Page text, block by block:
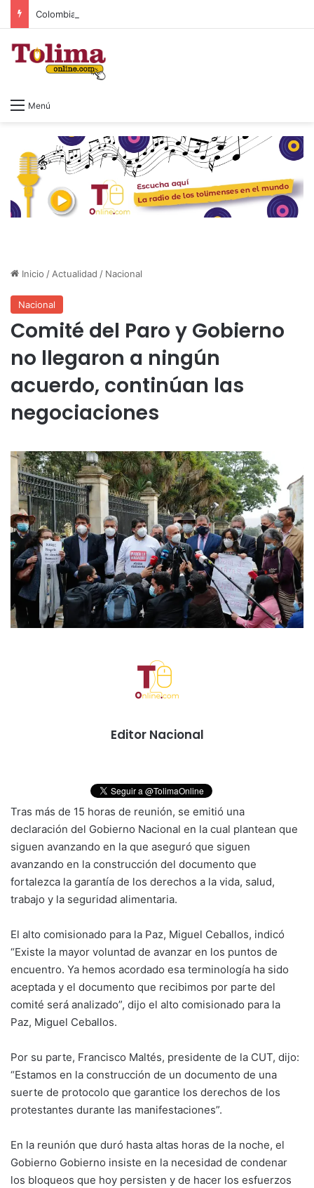
Menú
Inicio / Actualidad / Nacional
Nacional
Comité del Paro y Gobierno
no llegaron a ningún
acuerdo, continúan las
negociaciones
Editor Nacional
Tras más de 15 horas de reunión, se emitió una
declaración del Gobierno Nacional en la cual plantean que
siguen avanzando en la que aseguró que siguen
avanzando en la construcción del documento que
fortalezca la garantía de los derechos a la vida, salud,
trabajo y la seguridad alimentaria.
El alto comisionado para la Paz, Miguel Ceballos, indicó
“Existe la mayor voluntad de avanzar en los puntos de
encuentro. Ya hemos acordado esa terminología ha sido
aceptada y el documento que recibimos por parte del
comité será analizado”, dijo el alto comisionado para la
Paz, Miguel Ceballos.
Por su parte, Francisco Maltés, presidente de la CUT, dijo:
“Estamos en la construcción de un documento de una
suerte de protocolo que garantice los derechos de los
protestantes durante las manifestaciones”.
En la reunión que duró hasta altas horas de la noche, el
Gobierno Gobierno insiste en la necesidad de condenar
los bloqueos que hoy persisten y de hacer los esfuerzos